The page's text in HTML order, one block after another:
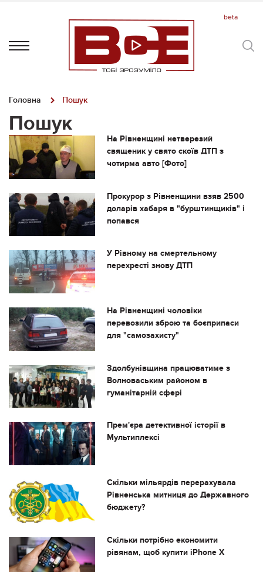
Головна Пошук
Пошук
На Рівненщині нетверезий
священик у свято скоїв ДТП з
чотирма авто [Фото]
Прокурор з Рівненщини взяв 2500
доларів хабаря в "бурштинщиків" і
попався
У Рівному на смертельному
перехресті знову ДТП
На Рівненщині чоловіки
перевозили зброю та боєприпаси
для "самозахисту"
Здолбунівщина працюватиме з
Волноваським районом в
гуманітарній сфері
Прем'єра детективної історії в
Мультиплексі
Скільки мільярдів перерахувала
Рівненська митниця до Державного
бюджету?
Скільки потрібно економити
рівянам, щоб купити iPhone X